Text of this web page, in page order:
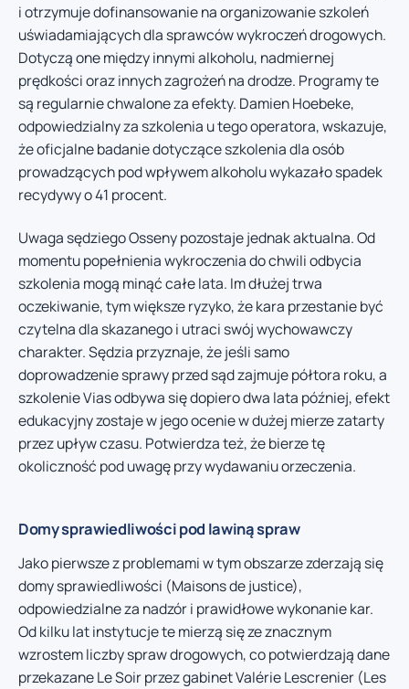
i otrzymuje dofinansowanie na organizowanie szkoleń
uświadamiających dla sprawców wykroczeń drogowych.
Dotyczą one między innymi alkoholu, nadmiernej
prędkości oraz innych zagrożeń na drodze. Programy te
są regularnie chwalone za efekty. Damien Hoebeke,
odpowiedzialny za szkolenia u tego operatora, wskazuje,
że oficjalne badanie dotyczące szkolenia dla osób
prowadzących pod wpływem alkoholu wykazało spadek
recydywy o 41 procent.
Uwaga sędziego Osseny pozostaje jednak aktualna. Od
momentu popełnienia wykroczenia do chwili odbycia
szkolenia mogą minąć całe lata. Im dłużej trwa
oczekiwanie, tym większe ryzyko, że kara przestanie być
czytelna dla skazanego i utraci swój wychowawczy
charakter. Sędzia przyznaje, że jeśli samo
doprowadzenie sprawy przed sąd zajmuje półtora roku, a
szkolenie Vias odbywa się dopiero dwa lata później, efekt
edukacyjny zostaje w jego ocenie w dużej mierze zatarty
przez upływ czasu. Potwierdza też, że bierze tę
okoliczność pod uwagę przy wydawaniu orzeczenia.
Domy sprawiedliwości pod lawiną spraw
Jako pierwsze z problemami w tym obszarze zderzają się
domy sprawiedliwości (Maisons de justice),
odpowiedzialne za nadzór i prawidłowe wykonanie kar.
Od kilku lat instytucje te mierzą się ze znacznym
wzrostem liczby spraw drogowych, co potwierdzają dane
przekazane Le Soir przez gabinet Valérie Lescrenier (Les